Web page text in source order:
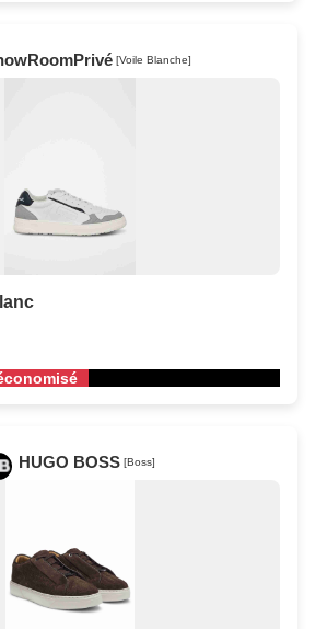
[Voile Blanche]
HUGO BOSS [Boss]